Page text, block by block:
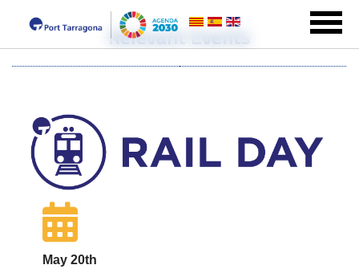
Relevant Events
May 20th